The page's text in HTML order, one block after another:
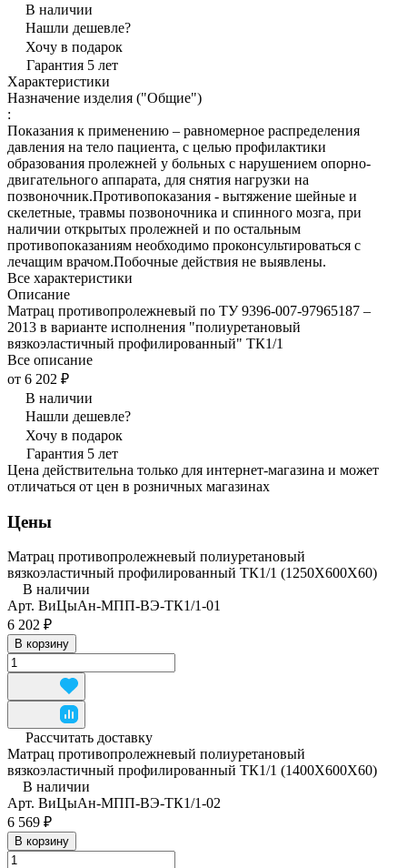
В наличии
Нашли дешевле?
Хочу в подарок
Гарантия 5 лет
Характеристики
Назначение изделия ("Общие")
:
Показания к применению – равномерное распределения
давления на тело пациента, с целью профилактики
образования пролежней у больных с нарушением опорно-
двигательного аппарата, для снятия нагрузки на
позвоночник.Противопоказания - вытяжение шейные и
скелетные, травмы позвоночника и спинного мозга, при
наличии открытых пролежней и по остальным
противопоказаниям необходимо проконсультироваться с
лечащим врачом.Побочные действия не выявлены.
Все характеристики
Описание
Матрац противопролежневый по ТУ 9396-007-97965187 –
2013 в варианте исполнения "полиуретановый
вязкоэластичный профилированный" ТК1/1
Все описание
от 6 202 ₽
В наличии
Нашли дешевле?
Хочу в подарок
Гарантия 5 лет
Цена действительна только для интернет-магазина и может
отличаться от цен в розничных магазинах
Цены
Матрац противопролежневый полиуретановый
вязкоэластичный профилированный ТК1/1 (1250Х600Х60)
В наличии
Арт. ВиЦыАн-МПП-ВЭ-ТК1/1-01
6 202 ₽
В корзину
Рассчитать доставку
Матрац противопролежневый полиуретановый
вязкоэластичный профилированный ТК1/1 (1400Х600Х60)
В наличии
Арт. ВиЦыАн-МПП-ВЭ-ТК1/1-02
6 569 ₽
В корзину